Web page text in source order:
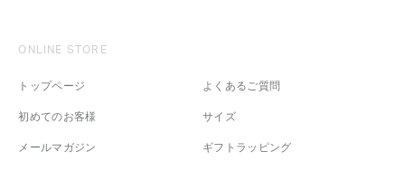
ONLINE STORE
トップページ
初めてのお客様
メールマガジン
よくあるご質問
サイズ
ギフトラッピング